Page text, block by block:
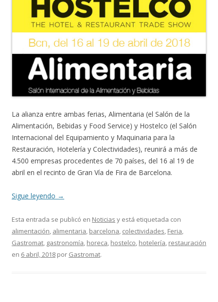
La alianza entre ambas ferias, Alimentaria (el Salón de la
Alimentación, Bebidas y Food Service) y Hostelco (el Salón
Internacional del Equipamiento y Maquinaria para la
Restauración, Hotelería y Colectividades), reunirá a más de
4.500 empresas procedentes de 70 países, del 16 al 19 de
abril en el recinto de Gran Vía de Fira de Barcelona.
Sigue leyendo →
Esta entrada se publicó en Noticias y está etiquetada con
alimentación alimentaria barcelona colectividades Feria
Gastromat gastronomía horeca hostelco hotelería restauración
en 6 abril, 2018 por Gastromat.